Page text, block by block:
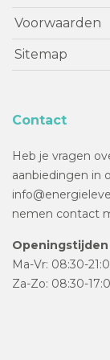
Voorwaarden
Sitemap
Contact
Heb je vragen
aanbiedingen in
nemen contact
Ma-Vr: 08:30-
Za-Zo: 08:30-